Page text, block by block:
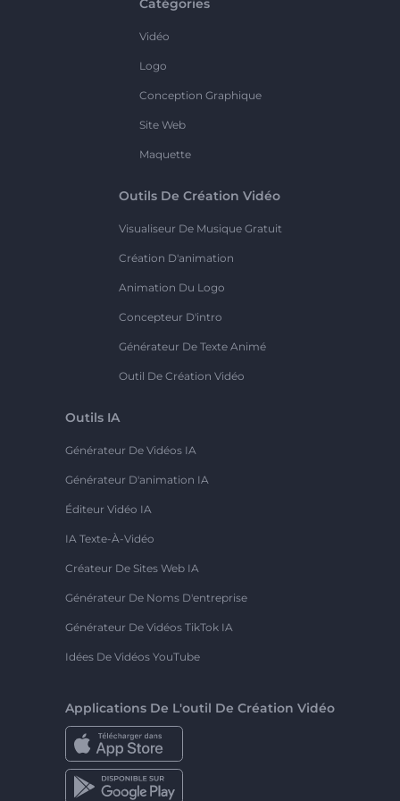
Catégories
Vidéo
Logo
Conception Graphique
Site Web
Maquette
Outils De Création Vidéo
Visualiseur De Musique Gratuit
Création D'animation
Animation Du Logo
Concepteur D'intro
Générateur De Texte Animé
Outil De Création Vidéo
Outils IA
Générateur De Vidéos IA
Générateur D'animation IA
Éditeur Vidéo IA
IA Texte-À-Vidéo
Créateur De Sites Web IA
Générateur De Noms D'entreprise
Générateur De Vidéos TikTok IA
Idées De Vidéos YouTube
Applications De L'outil De Création Vidéo